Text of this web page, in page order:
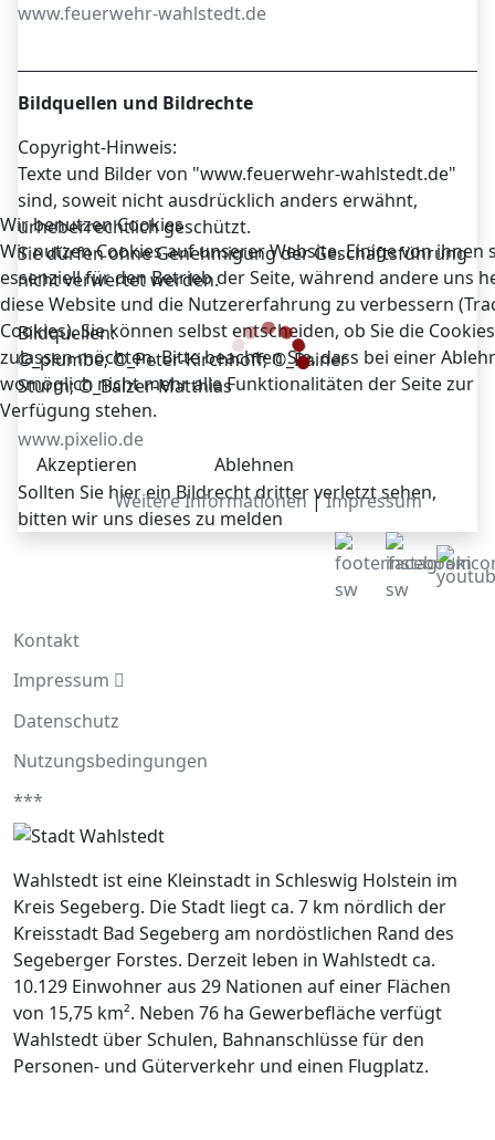
www.feuerwehr-wahlstedt.de
Bildquellen und Bildrechte
Copyright-Hinweis:
Texte und Bilder von "www.feuerwehr-wahlstedt.de"
sind, soweit nicht ausdrücklich anders erwähnt,
urheberrechtlich geschützt.
Sie dürfen ohne Genehmigung der Geschäftsführung
nicht verwertet werden.
Bildquellen:
©_plumbe; ©_Peter-Kirchhoff; ©_Rainer
Sturm; ©_Balzer-Matthias
www.pixelio.de
Sollten Sie hier ein Bildrecht dritter verletzt sehen,
bitten wir uns dieses zu melden
Kontakt
Impressum
Datenschutz
Nutzungsbedingungen
***
Wahlstedt ist eine Kleinstadt in Schleswig Holstein im
Kreis Segeberg. Die Stadt liegt ca. 7 km nördlich der
Kreisstadt Bad Segeberg am nordöstlichen Rand des
Segeberger Forstes. Derzeit leben in Wahlstedt ca.
10.129 Einwohner aus 29 Nationen auf einer Flächen
von 15,75 km². Neben 76 ha Gewerbefläche verfügt
Wahlstedt über Schulen, Bahnanschlüsse für den
Personen- und Güterverkehr und einen Flugplatz.
Wir benutzen Cookies
Wir nutzen Cookies auf unserer Website. Einige von ihnen
essenziell für den Betrieb der Seite, während andere uns
diese Website und die Nutzererfahrung zu verbessern
Cookies). Sie können selbst entscheiden, ob Sie die Cookies
zulassen möchten. Bitte beachten Sie, dass bei einer
womöglich nicht mehr alle Funktionalitäten der Seite zur
Verfügung stehen.
Akzeptieren
Ablehnen
Weitere Informationen |Impressum